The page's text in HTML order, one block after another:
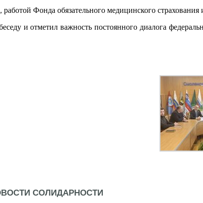
Фонда обязательного медицинского страхования
и отметил важность постоянного диалога
СОЛИДАРНОСТИ